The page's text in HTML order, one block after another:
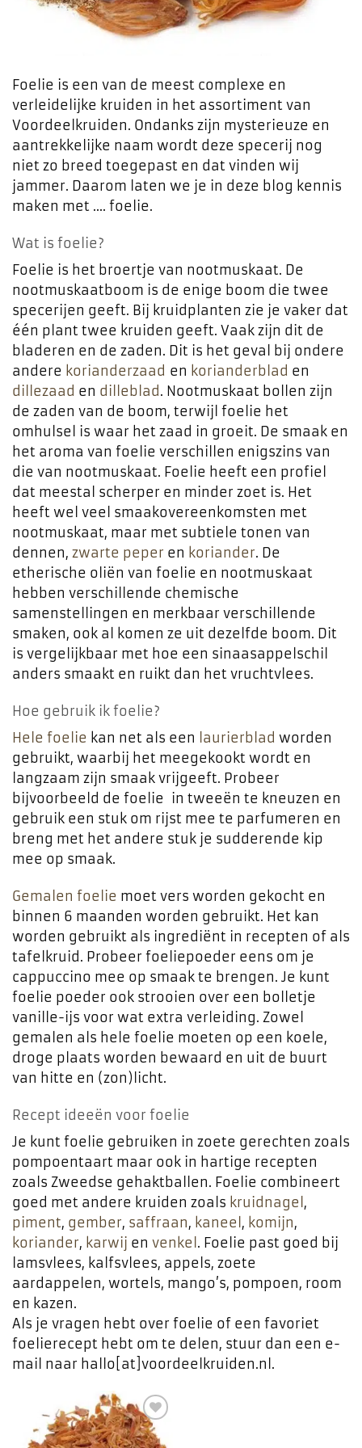
Foelie is een van de meest complexe en
verleidelijke kruiden in het assortiment van
Voordeelkruiden. Ondanks zijn mysterieuze en
aantrekkelijke naam wordt deze specerij nog
niet zo breed toegepast en dat vinden wij
jammer. Daarom laten we je in deze blog kennis
maken met …. foelie.
Wat is foelie?
Foelie is het broertje van nootmuskaat. De
nootmuskaatboom is de enige boom die twee
specerijen geeft. Bij kruidplanten zie je vaker dat
één plant twee kruiden geeft. Vaak zijn dit de
bladeren en de zaden. Dit is het geval bij ondere
andere korianderzaad en korianderblad en
dillezaad en dilleblad. Nootmuskaat bollen zijn
de zaden van de boom, terwijl foelie het
omhulsel is waar het zaad in groeit. De smaak en
het aroma van foelie verschillen enigszins van
die van nootmuskaat. Foelie heeft een profiel
dat meestal scherper en minder zoet is. Het
heeft wel veel smaakovereenkomsten met
nootmuskaat, maar met subtiele tonen van
dennen, zwarte peper en koriander. De
etherische oliën van foelie en nootmuskaat
hebben verschillende chemische
samenstellingen en merkbaar verschillende
smaken, ook al komen ze uit dezelfde boom. Dit
is vergelijkbaar met hoe een sinaasappelschil
anders smaakt en ruikt dan het vruchtvlees.
Hoe gebruik ik foelie?
Hele foelie kan net als een laurierblad worden
gebruikt, waarbij het meegekookt wordt en
langzaam zijn smaak vrijgeeft. Probeer
bijvoorbeeld de foelie in tweeën te kneuzen en
gebruik een stuk om rijst mee te parfumeren en
breng met het andere stuk je sudderende kip
mee op smaak.
Gemalen foelie moet vers worden gekocht en
binnen 6 maanden worden gebruikt. Het kan
worden gebruikt als ingrediënt in recepten of als
tafelkruid. Probeer foeliepoeder eens om je
cappuccino mee op smaak te brengen. Je kunt
foelie poeder ook strooien over een bolletje
vanille-ijs voor wat extra verleiding. Zowel
gemalen als hele foelie moeten op een koele,
droge plaats worden bewaard en uit de buurt
van hitte en (zon)licht.
Recept ideeën voor foelie
Je kunt foelie gebruiken in zoete gerechten zoals
pompoentaart maar ook in hartige recepten
zoals Zweedse gehaktballen. Foelie combineert
goed met andere kruiden zoals kruidnagel ,
piment, gember, saffraan, kaneel , komijn,
koriander, karwij en venkel . Foelie past goed bij
lamsvlees, kalfsvlees, appels, zoete
aardappelen, wortels, mango’s, pompoen, room
en kazen.
Als je vragen hebt over foelie of een favoriet
foelierecept hebt om te delen, stuur dan een e-
mail naar hallo[at]voordeelkruiden.nl.
Toevoegen
aan